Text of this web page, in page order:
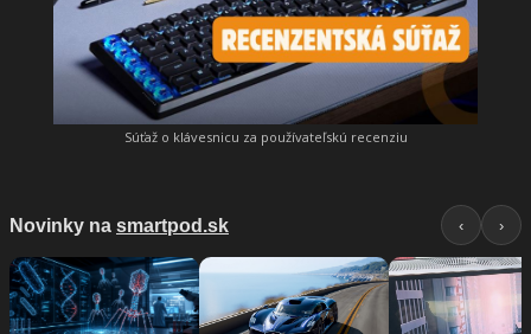
Súťaž o klávesnicu za používateľskú recenziu